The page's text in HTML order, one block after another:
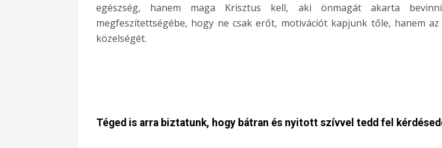
egészség, hanem maga Krisztus kell, aki önmagát akarta
megfeszítettségébe, hogy ne csak erőt, motivációt kapjunk tőle, hanem az
közelségét.
Téged is arra biztatunk, hogy bátran és nyitott szívvel tedd fel